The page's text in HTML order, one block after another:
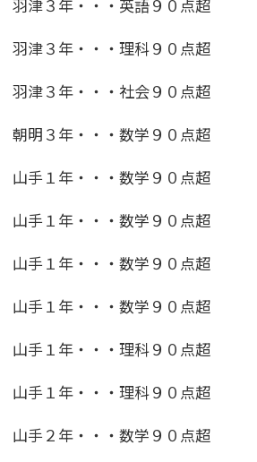
羽津３年・・・英語９０点超
羽津３年・・・理科９０点超
羽津３年・・・社会９０点超
朝明３年・・・数学９０点超
山手１年・・・数学９０点超
山手１年・・・数学９０点超
山手１年・・・数学９０点超
山手１年・・・数学９０点超
山手１年・・・理科９０点超
山手１年・・・理科９０点超
山手２年・・・数学９０点超